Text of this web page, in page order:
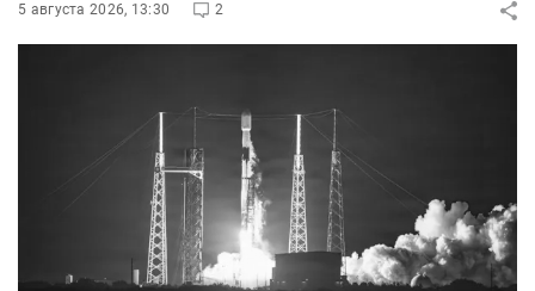
5 августа 2026, 13:30 2